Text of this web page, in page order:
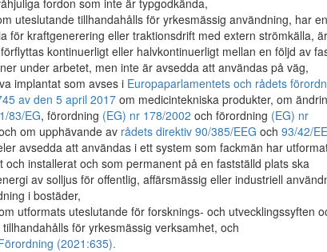
fordon som inte är typgodkända,
uteslutande tillhandahålls för yrkesmässig användning, har en
för kraftgenerering eller traktionsdrift med extern strömkälla, är
kontinuerligt eller halvkontinuerligt mellan en följd av
under arbetet, men inte är avsedda att användas på väg,
implantat som avses i Europaparlamentets och rådets
av den 5 april 2017om medicintekniska produkter, om
83/EG, förordning (EG) nr 178/2002 och förordning (EG) nr
om upphävande av rådets direktiv 90/385/EEG och 93/42/
avsedda att användas i ett system som fackmän har
och installerat och som permanent på en fastställd plats ska
av solljus för offentlig, affärsmässig eller industriell
i bostäder,
utformats uteslutande för forsknings- och utvecklingssyften
för yrkesmässig verksamhet, och
(2021:635).